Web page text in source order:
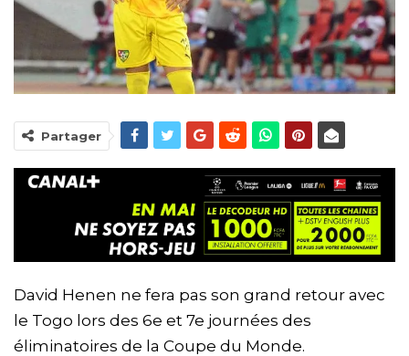
Partager
David Henen ne fera pas son grand retour avec
le Togo lors des 6e et 7e journées des
éliminatoires de la Coupe du Monde.